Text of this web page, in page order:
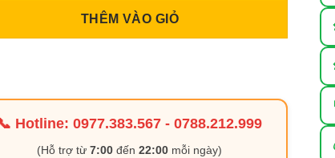
THÊM VÀO GIỎ
Hotline:0977.383.567 -0788.212.999
(Hỗ trợ từ7:00 đến22:00 mỗi ngày)